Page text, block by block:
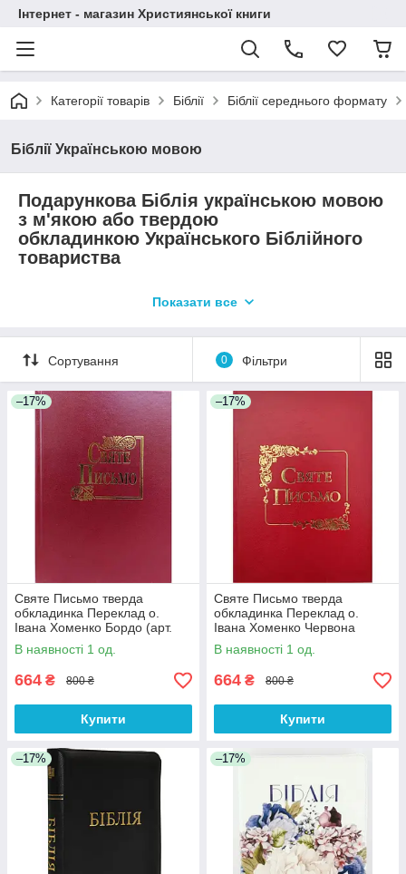
Інтернет - магазин Християнської книги
Категорії товарів Біблії Біблії середнього формату
Біблії Українською мовою
Подарункова Біблія українською мовою
з м'якою або твердою
обкладинкою Українського Біблійного
товариства
- Зручний формат для кожноденного використання
- Відправка Новою поштою, Укрпоштою, Міст пошта,
Розетка
- Видавництво Українського Біблійного товариства
- Знижки розраховуються індивідуально
___________________________________________________
_______________________________________
*УВАГА! ОПТОВІ ЦІНИ діють ТІЛЬКИ ПРИ
ЗАМОВЛЕННІ ПО ТЕЛЕФОНУ +380665052870
знижка від 5-10% розраховується індивідуально,
Біблію Українського Біблійного
товариства
Показати все
Сортування 0 Фільтри
–17%
Святе Письмо тверда
обкладинка Переклад о.
Івана Хоменко Бордо (арт.
1063.б) розмір 15х20.5 см
В наявності 1 од.
664 ₴ 800 ₴
Купити
–17%
Святе Письмо тверда
обкладинка Переклад о.
Івана Хоменко Червона
розмір 15х20.5 см (арт.
1063.Ч)
В наявності 1 од.
664 ₴ 800 ₴
Купити
–17% –17%